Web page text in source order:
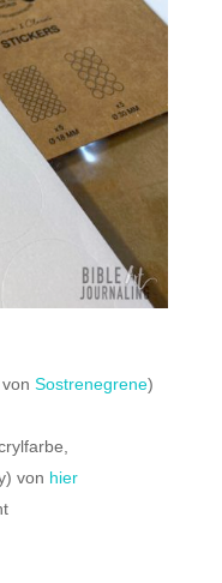
Sostrenegrene)
von hier